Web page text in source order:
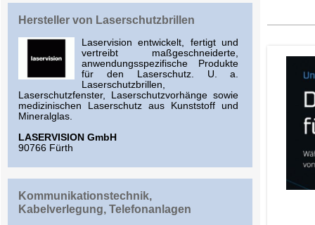
Hersteller von Laserschutzbrillen
Laservision entwickelt, fertigt und
vertreibt maßgeschneiderte,
anwendungsspezifische Produkte
für den Laserschutz. U. a.
Laserschutzbrillen,
Laserschutzfenster, Laserschutzvorhänge sowie
medizinischen Laserschutz aus Kunststoff und
Mineralglas.
LASERVISION GmbH
90766 Fürth
Kommunikationstechnik,
Kabelverlegung, Telefonanlagen